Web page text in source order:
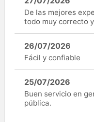
De las mejores
todo muy correcto
26/07/2026
Fácil y confiable
25/07/2026
Buen servicio en
pública.